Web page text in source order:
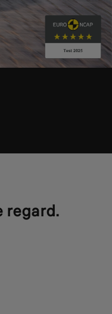
regard.